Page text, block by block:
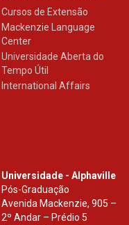
Cursos de Extensão
Mackenzie Language
Center
Universidade Aberta do
Tempo Útil
International Affairs
Universidade - Alphaville
Pós-Graduação
Avenida Mackenzie, 905 –
2º Andar – Prédio 5